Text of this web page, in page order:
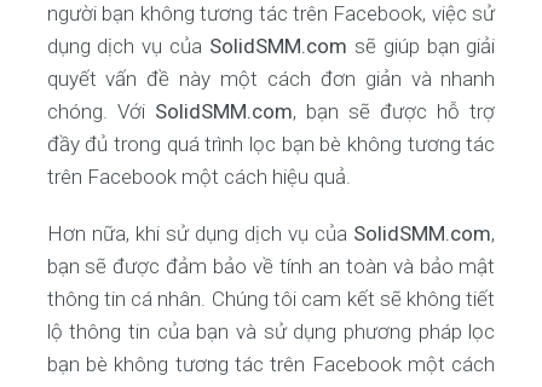
người bạn không tương tác trên Facebook, việc sử
dụng dịch vụ của SolidSMM.com sẽ giúp bạn giải
quyết vấn đề này một cách đơn giản và nhanh
chóng. Với SolidSMM.com, bạn sẽ được hỗ trợ
đầy đủ trong quá trình lọc bạn bè không tương tác
trên Facebook một cách hiệu quả.
Hơn nữa, khi sử dụng dịch vụ của SolidSMM.com,
bạn sẽ được đảm bảo về tính an toàn và bảo mật
thông tin cá nhân. Chúng tôi cam kết sẽ không tiết
lộ thông tin của bạn và sử dụng phương pháp lọc
bạn bè không tương tác trên Facebook một cách